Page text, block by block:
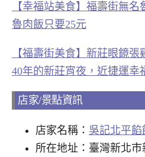
【幸福站美食】福壽街無
魯肉飯只要25元
【福壽街美食】新莊眼鏡
40年的新莊宵夜，近捷運幸
店家/景點資訊
店家名稱： 吳記北平餡
所在地址：臺灣新北